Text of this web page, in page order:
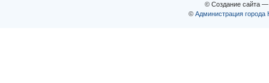
© Создание сайта
© Администрация города